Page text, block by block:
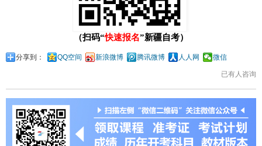
（扫码“快速报名”新疆自考）
分享到： QQ空间 新浪微博 腾讯微博 人人网 微信
已有人咨询